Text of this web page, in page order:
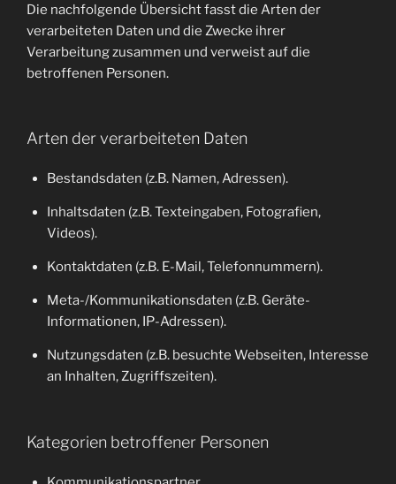
Die nachfolgende Übersicht fasst die Arten der
verarbeiteten Daten und die Zwecke ihrer
Verarbeitung zusammen und verweist auf die
betroffenen Personen.
Arten der verarbeiteten Daten
Bestandsdaten (z.B. Namen, Adressen).
Inhaltsdaten (z.B. Texteingaben, Fotografien,
Videos).
Kontaktdaten (z.B. E-Mail, Telefonnummern).
Meta-/Kommunikationsdaten (z.B. Geräte-
Informationen, IP-Adressen).
Nutzungsdaten (z.B. besuchte Webseiten, Interesse
an Inhalten, Zugriffszeiten).
Kategorien betroffener Personen